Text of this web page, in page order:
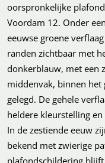
oorspronkelijke
Voordam 12. Onder
eeuwse groene
randen zichtbaar met
donkerblauw, met een
middenvak, binnen
gelegd. De gehele
heldere kleurstelling
In de zestiende eeuw
bekend met zwierige
plafondschildering